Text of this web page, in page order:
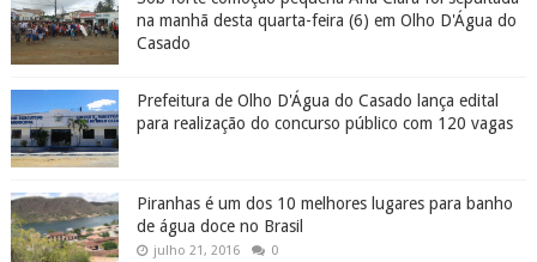
na manhã desta quarta-feira (6) em Olho D'Água do
Casado
Prefeitura de Olho D'Água do Casado lança edital
para realização do concurso público com 120 vagas
Piranhas é um dos 10 melhores lugares para banho
de água doce no Brasil
julho 21, 2016 0